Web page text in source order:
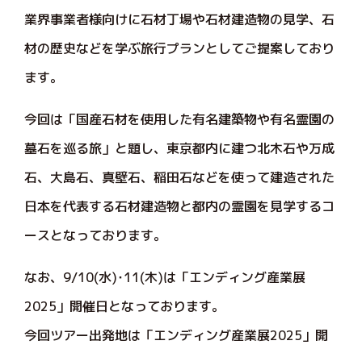
業界事業者様向けに石材丁場や石材建造物の見学、石
材の歴史などを学ぶ旅行プランとしてご提案しており
ます。
今回は「国産石材を使用した有名建築物や有名霊園の
墓石を巡る旅」と題し、東京都内に建つ北木石や万成
石、大島石、真壁石、稲田石などを使って建造された
日本を代表する石材建造物と都内の霊園を見学するコ
ースとなっております。
なお、9/10(水)･11(木)は「エンディング産業展
2025」開催日となっております。
今回ツアー出発地は「エンディング産業展2025」開